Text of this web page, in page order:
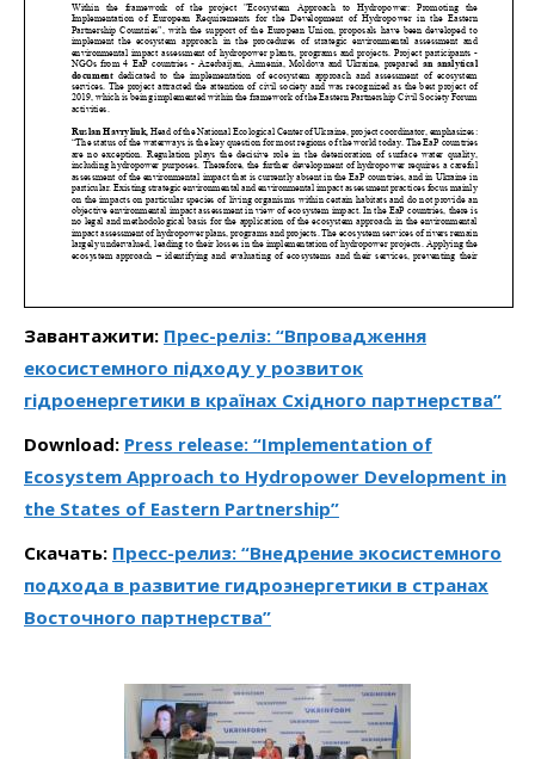
Завантажити: Прес-реліз: “Впровадження
екосистемного підходу у розвиток
гідроенергетики в країнах Східного партнерства”
Download: Press release: “Implementation of
Ecosystem Approach to Hydropower Development in
the States of Eastern Partnership”
Скачать: Пресс-релиз: “Внедрение экосистемного
подхода в развитие гидроэнергетики в странах
Восточного партнерства”